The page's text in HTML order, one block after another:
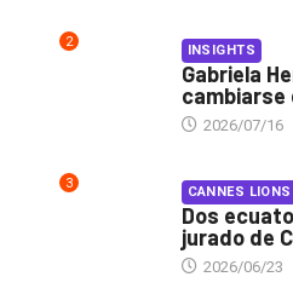
2 INSIGHTS
Gabriela
cambiarse
2026/07/16
3 CANNES
Dos
jurado de
2026/06/23